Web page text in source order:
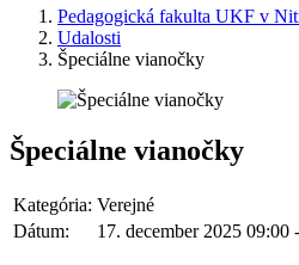
Pedagogická fakulta UKF v
Udalosti
Špeciálne vianočky
Špeciálne vianočky
Kategória: Verejné
Dátum:
17. december 2025 09:00